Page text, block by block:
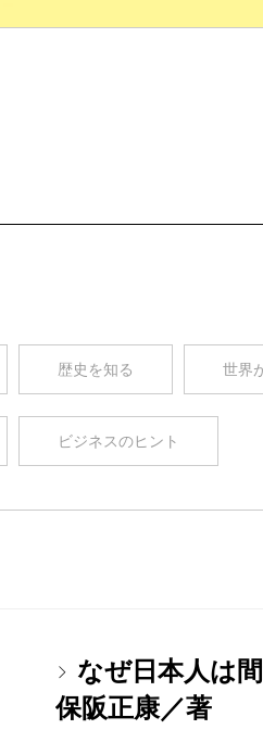
歴史を知る 世界
ビジネスのヒント
なぜ日本人は
保阪正康／著